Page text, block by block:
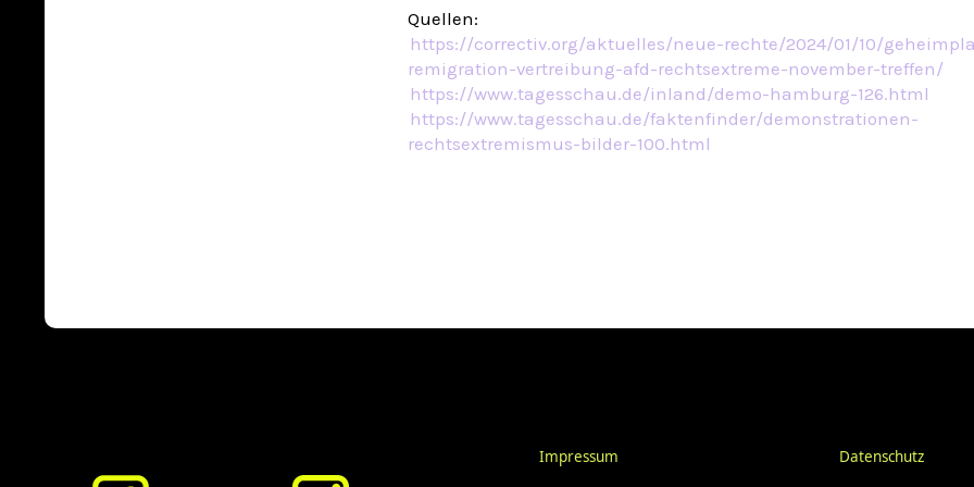
Quellen:
https://correctiv.org/aktuelles/neue-rechte/2024/01/10/
remigration-vertreibung-afd-rechtsextreme-november-treffen/
https://www.tagesschau.de/inland/demo-hamburg-126.html
https://www.tagesschau.de/faktenfinder/demonstrationen-
rechtsextremismus-bilder-100.html
Impressum Datenschutz